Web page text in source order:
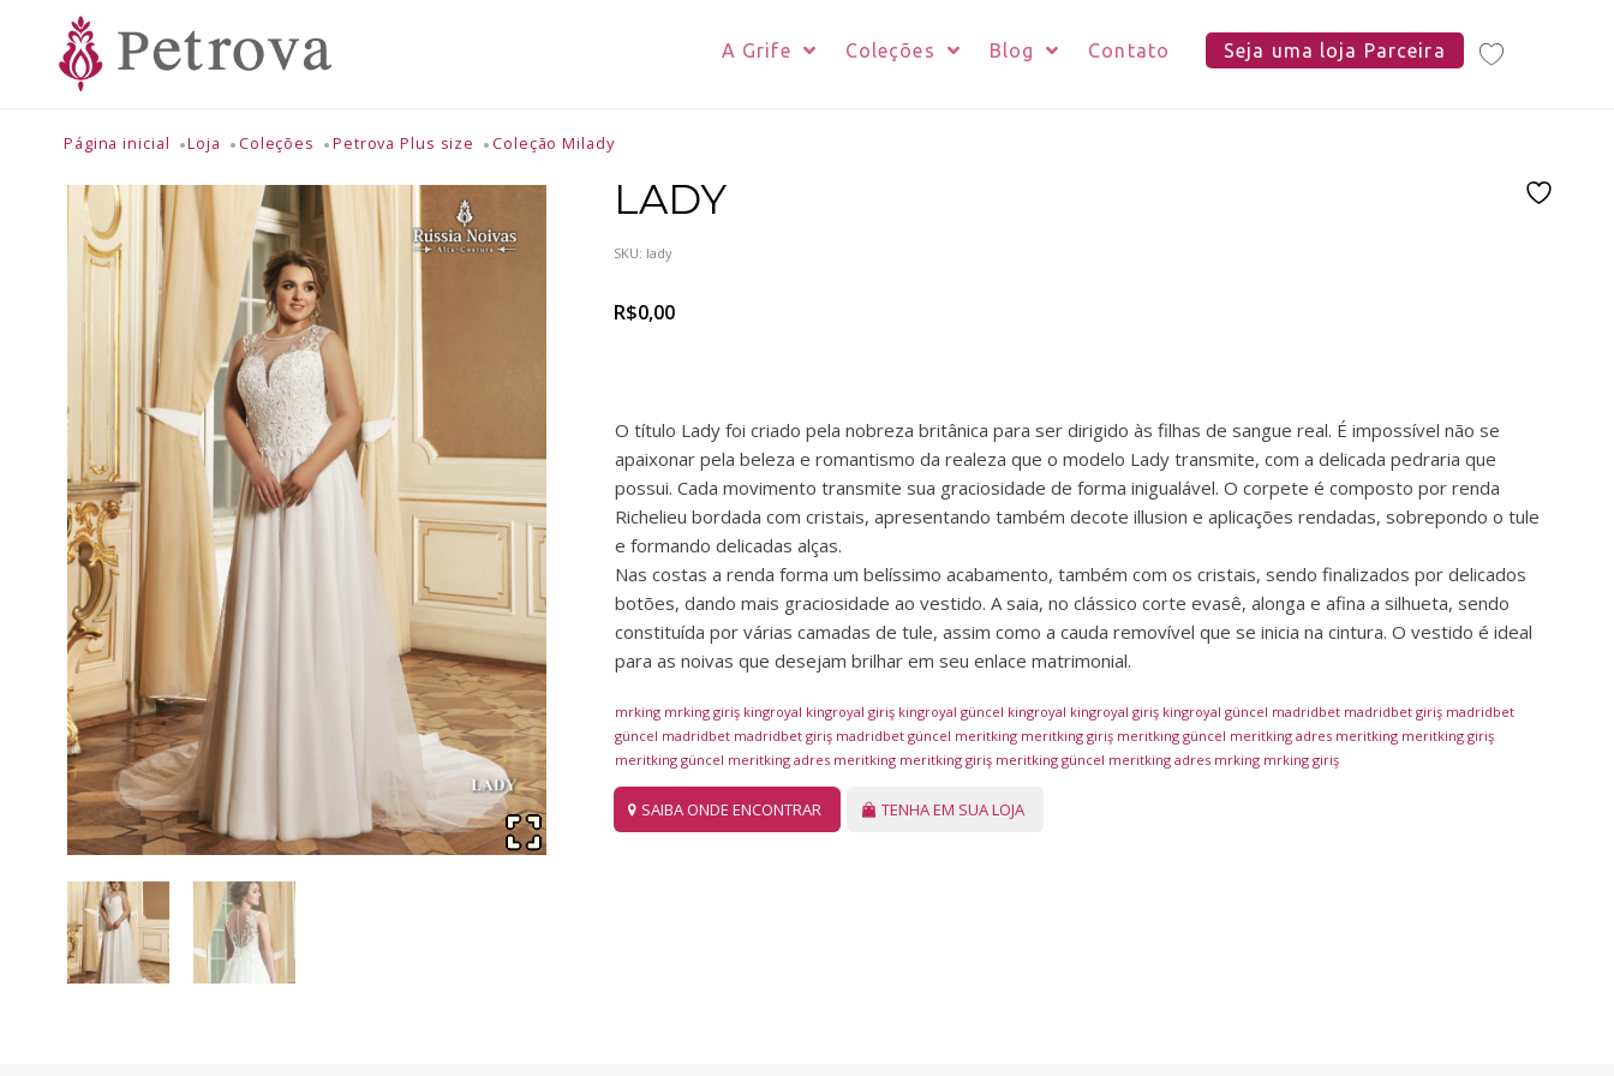
A Grife Coleções Blog Contato Seja uma loja Parceira
Página inicial Loja Coleções Petrova Plus size Coleção Milady
LADY
SKU: lady
R$0,00
O título Lady foi criado pela nobreza britânica para ser dirigido às filhas de sangue real. É impossível não se
apaixonar pela beleza e romantismo da realeza que o modelo Lady transmite, com a delicada pedraria que
possui. Cada movimento transmite sua graciosidade de forma inigualável. O corpete é composto por renda
Richelieu bordada com cristais, apresentando também decote illusion e aplicações rendadas, sobrepondo o tule
e formando delicadas alças.
Nas costas a renda forma um belíssimo acabamento, também com os cristais, sendo finalizados por delicados
botões, dando mais graciosidade ao vestido. A saia, no clássico corte evasê, alonga e afina a silhueta, sendo
constituída por várias camadas de tule, assim como a cauda removível que se inicia na cintura. O vestido é ideal
para as noivas que desejam brilhar em seu enlace matrimonial.
mrking mrking giriş kingroyal kingroyal giriş kingroyal güncel kingroyal kingroyal giriş kingroyal güncel madridbet madridbet giriş madridbet
güncel madridbet madridbet giriş madridbet güncel meritking meritking giriş meritking güncel meritking adres meritking meritking giriş
meritking güncel meritking adres meritking meritking giriş meritking güncel meritking adres mrking mrking giriş
SAIBA ONDE ENCONTRAR TENHA EM SUA LOJA